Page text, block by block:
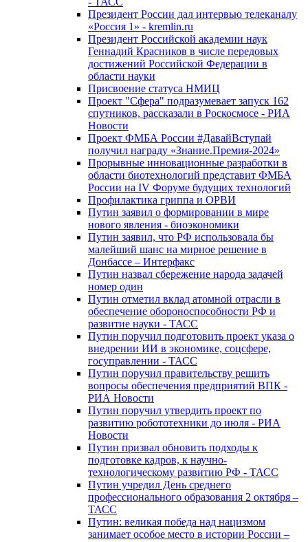
Президент России дал интервью телеканалу
«Россия 1» - kremlin.ru
Президент Российской академии наук
Геннадий Красников в числе передовых
достижений Российской Федерации в
области науки
Присвоение статуса НМИЦ
Проект "Сфера" подразумевает запуск 162
спутников, рассказали в Роскосмосе - РИА
Новости
Проект ФМБА России #ДавайВступай
получил награду «Знание.Премия-2024»
Прорывные инновационные разработки в
области биотехнологий представит ФМБА
России на IV Форуме будущих технологий
Профилактика гриппа и ОРВИ
Путин заявил о формировании в мире
нового явления - биоэкономики
Путин заявил, что РФ использовала бы
малейший шанс на мирное решение в
Донбассе – Интерфакс
Путин назвал сбережение народа задачей
номер один
Путин отметил вклад атомной отрасли в
обеспечение обороноспособности РФ и
развитие науки - ТАСС
Путин поручил подготовить проект указа о
внедрении ИИ в экономике, соцсфере,
госуправлении - ТАСС
Путин поручил правительству решить
вопросы обеспечения предприятий ВПК -
РИА Новости
Путин поручил утвердить проект по
развитию робототехники до июля - РИА
Новости
Путин призвал обновить подходы к
подготовке кадров, к научно-
технологическому развитию РФ - ТАСС
Путин учредил День среднего
профессионального образования 2 октября –
ТАСС
Путин: великая победа над нацизмом
занимает особое место в истории России –